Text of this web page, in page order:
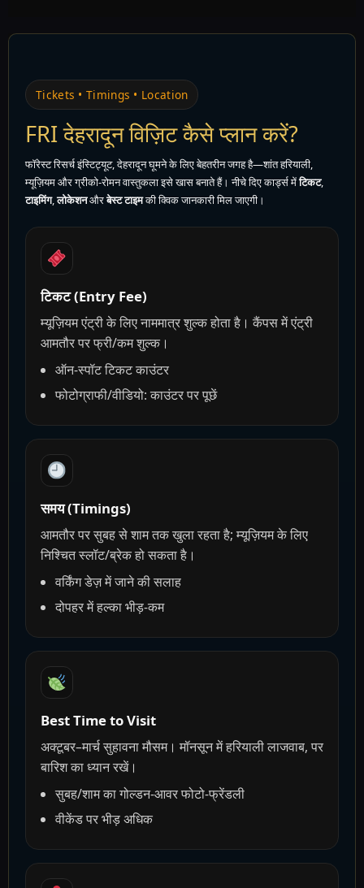
Tickets • Timings • Location
FRI देहरादून विज़िट कैसे प्लान करें?
फॉरेस्ट रिसर्च इंस्टिट्यूट, देहरादून घूमने के लिए बेहतरीन जगह है—शांत हरियाली,
म्यूज़ियम और ग्रीको-रोमन वास्तुकला इसे खास बनाते हैं। नीचे दिए कार्ड्स मेंटिकट,
टाइमिंग,लोकेशनऔरबेस्ट टाइमकी क्विक जानकारी मिल जाएगी।
टिकट (Entry Fee)
म्यूज़ियम एंट्री के लिए नाममात्र शुल्क होता है। कैंपस में एंट्री
आमतौर पर फ्री/कम शुल्क।
ऑन-स्पॉट टिकट काउंटर
फोटोग्राफी/वीडियो: काउंटर पर पूछें
समय (Timings)
आमतौर पर सुबह से शाम तक खुला रहता है; म्यूज़ियम के लिए
निश्चित स्लॉट/ब्रेक हो सकता है।
वर्किंग डेज़ में जाने की सलाह
दोपहर में हल्का भीड़-कम
Best Time to Visit
अक्टूबर–मार्च सुहावना मौसम। मॉनसून में हरियाली लाजवाब, पर
बारिश का ध्यान रखें।
सुबह/शाम का गोल्डन-आवर फोटो-फ्रेंडली
वीकेंड पर भीड़ अधिक